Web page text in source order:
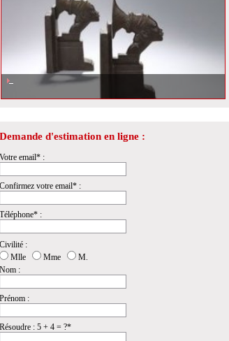
Demande d'estimation en ligne :
Votre email* :
Confirmez votre email* :
Téléphone* :
Civilité :
Mlle
Mme
M.
Nom :
Prénom :
Résoudre : 5 + 4 = ?*